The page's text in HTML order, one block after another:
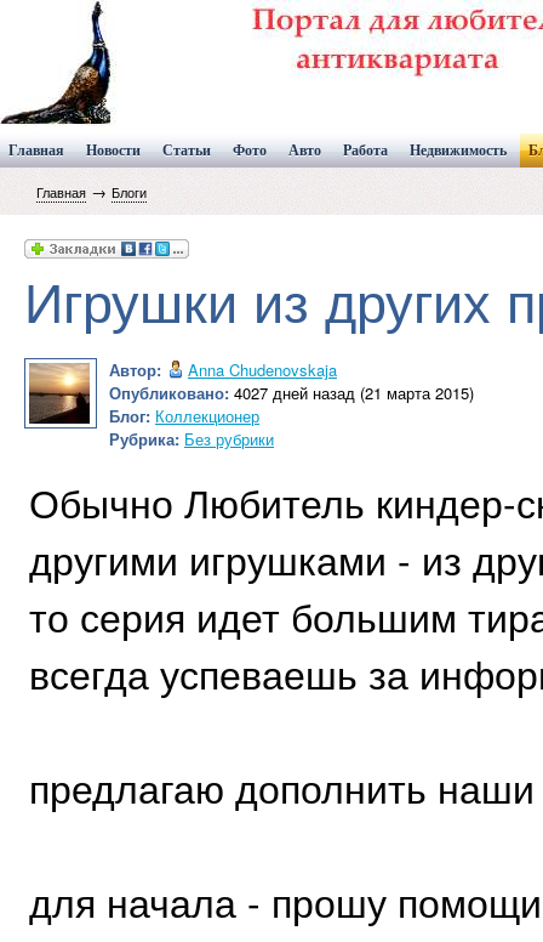
Главная Новости Статьи Фото Авто Работа Недвижимость
Главная → Блоги
Игрушки из других
Автор:
Anna Chudenovskaja
Опубликовано: 4027 дней назад (21 марта 2015)
Блог: Коллекционер
Рубрика: Без рубрики
Обычно Любитель киндер-
другими игрушками - из
то серия идет большим
всегда успеваешь за
предлагаю дополнить
для начала - прошу